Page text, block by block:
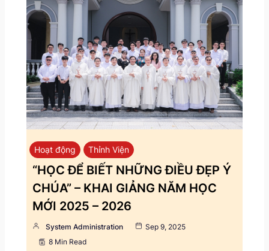
Hoạt động Thỉnh Viện
“HỌC ĐỂ BIẾT NHỮNG ĐIỀU ĐẸP Ý
CHÚA” – KHAI GIẢNG NĂM HỌC
MỚI 2025 – 2026
System Administration
Sep 9, 2025
8 Min Read